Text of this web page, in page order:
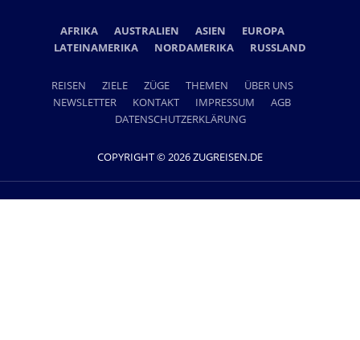
AFRIKA AUSTRALIEN ASIEN
EUROPA
LATEINAMERIKA
NORDAMERIKA RUSSLAND
REISEN ZIELE ZÜGE THEMEN
ÜBER UNS
NEWSLETTER
KONTAKT IMPRESSUM
AGB
DATENSCHUTZERKLÄRUNG
COPYRIGHT © 2026 ZUGREISEN.DE